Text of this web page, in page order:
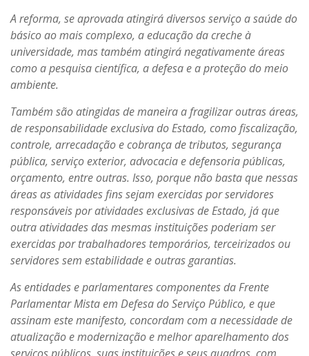
A reforma, se aprovada atingirá diversos serviço a saúde do
básico ao mais complexo, a educação da creche à
universidade, mas também atingirá negativamente áreas
como a pesquisa científica, a defesa e a proteção do meio
ambiente.
Também são atingidas de maneira a fragilizar outras áreas,
de responsabilidade exclusiva do Estado, como fiscalização,
controle, arrecadação e cobrança de tributos, segurança
pública, serviço exterior, advocacia e defensoria públicas,
orçamento, entre outras. Isso, porque não basta que nessas
áreas as atividades fins sejam exercidas por servidores
responsáveis por atividades exclusivas de Estado, já que
outra atividades das mesmas instituições poderiam ser
exercidas por trabalhadores temporários, terceirizados ou
servidores sem estabilidade e outras garantias.
As entidades e parlamentares componentes da Frente
Parlamentar Mista em Defesa do Serviço Público, e que
assinam este manifesto, concordam com a necessidade de
atualização e modernização e melhor aparelhamento dos